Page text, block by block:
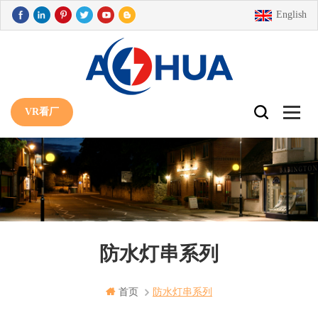
English
VR看厂
防水灯串系列
首页 防水灯串系列